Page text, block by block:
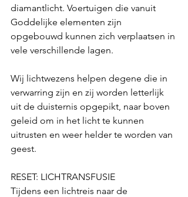
diamantlicht. Voertuigen die vanuit
Goddelijke elementen zijn
opgebouwd kunnen zich verplaatsen in
vele verschillende lagen.
Wij lichtwezens helpen degene die in
verwarring zijn en zij worden letterlijk
uit de duisternis opgepikt, naar boven
geleid om in het licht te kunnen
uitrusten en weer helder te worden van
geest.
RESET: LICHTRANSFUSIE
Tijdens een lichtreis naar de